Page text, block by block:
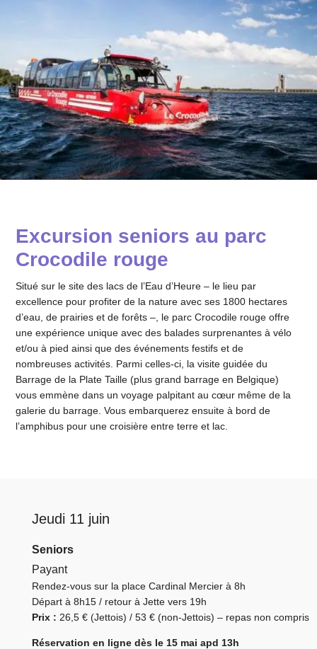
Excursion seniors au parc
Crocodile rouge
Situé sur le site des lacs de l’Eau d’Heure – le lieu par
excellence pour profiter de la nature avec ses 1800 hectares
d’eau, de prairies et de forêts –, le parc Crocodile rouge offre
une expérience unique avec des balades surprenantes à vélo
et/ou à pied ainsi que des événements festifs et de
nombreuses activités. Parmi celles-ci, la visite guidée du
Barrage de la Plate Taille (plus grand barrage en Belgique)
vous emmène dans un voyage palpitant au cœur même de la
galerie du barrage. Vous embarquerez ensuite à bord de
l’amphibus pour une croisière entre terre et lac.
Jeudi 11 juin
Seniors
Payant
Rendez-vous sur la place Cardinal Mercier à 8h
Départ à 8h15 / retour à Jette vers 19h
Prix : 26,5 € (Jettois) / 53 € (non-Jettois) – repas non compris
Réservation en ligne dès le 15 mai apd 13h